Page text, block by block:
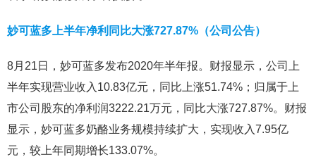
妙可蓝多上半年净利同比大涨727.87%（公司公告）
8月21日，妙可蓝多发布2020年半年报。财报显示，公司上
半年实现营业收入10.83亿元，同比上涨51.74%；归属于上
市公司股东的净利润3222.21万元，同比大涨727.87%。财报
显示，妙可蓝多奶酪业务规模持续扩大，实现收入7.95亿
元，较上年同期增长133.07%。